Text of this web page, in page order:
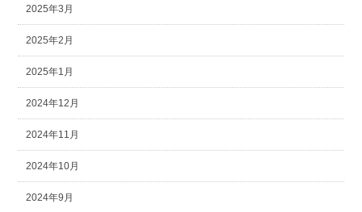
2025年3月
2025年2月
2025年1月
2024年12月
2024年11月
2024年10月
2024年9月